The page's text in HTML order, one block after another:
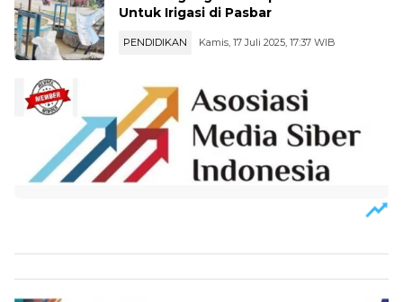
Untuk Irigasi di Pasbar
PENDIDIKAN Kamis, 17 Juli 2025, 17:37 WIB